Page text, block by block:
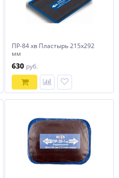
ПР-84 хв Пластырь 215х292
мм
630 руб.